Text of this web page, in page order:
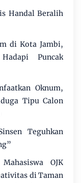
Handal Beralih
di Kota Jambi,
Puncak
Oknum,
Tipu Calon
Teguhkan
OJK
di Taman